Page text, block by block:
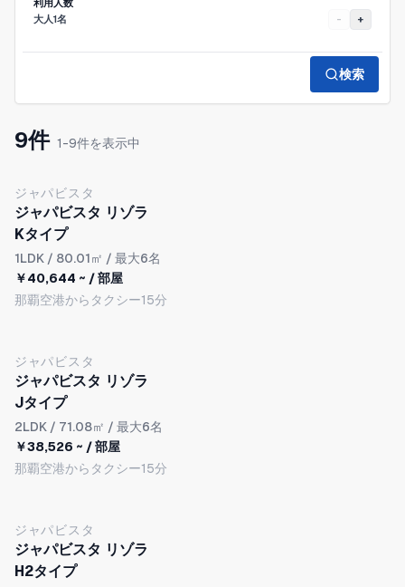
利用人数
大人1名
- +
検索
9件 1-9件を表示中
NEW
ジャパビスタ
ジャパビスタ リゾラ
Kタイプ
1LDK / 80.01㎡ / 最大6名
￥40,644 ~ / 部屋
那覇空港からタクシー15分
NEW
ジャパビスタ
ジャパビスタ リゾラ
Jタイプ
2LDK / 71.08㎡ / 最大6名
￥38,526 ~ / 部屋
那覇空港からタクシー15分
NEW
ジャパビスタ
ジャパビスタ リゾラ
H2タイプ